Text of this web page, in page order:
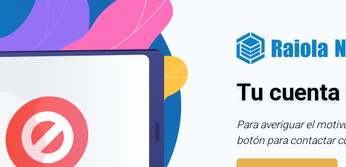
Tu
Para averiguar el
botón para contactar